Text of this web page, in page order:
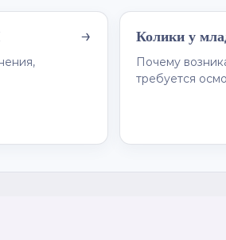
→ Колики у
Почему
требуется